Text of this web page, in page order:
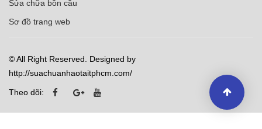
Sửa chữa bồn cầu
Sơ đồ trang web
© All Right Reserved. Designed by
http://suachuanhaotaitphcm.com/
Theo dõi: